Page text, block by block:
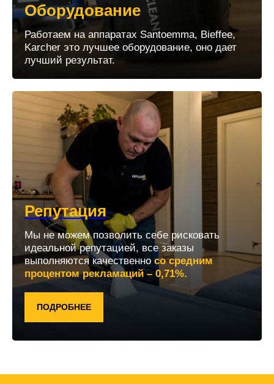
Оборудование
Работаем на аппаратах Santoemma, Bieffee,
Karcher это лучшее оборудование, оно дает
лучший результат.
Репутация
Мы не можем позволить себе рисковать
идеальной репутацией, все заказы
выполняются качественно со средним
процентом рекламаций – 0,71%.
ПОДРОБНЕЕ